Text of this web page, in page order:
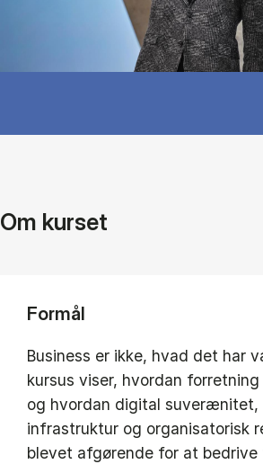
Om kurset
Formål
Business er ikke, hvad det har
kursus viser, hvordan
og hvordan digital suverænitet,
infrastruktur og organisatorisk
blevet afgørende for at bedrive